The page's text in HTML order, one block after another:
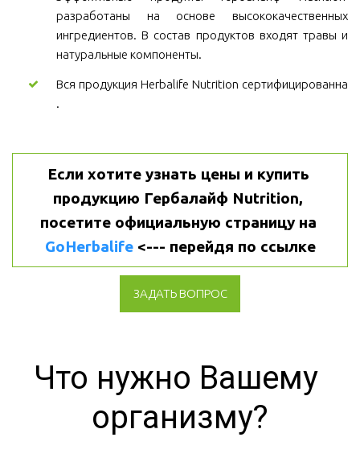
разработаны на основе высококачественных
ингредиентов. В состав продуктов входят травы и
натуральные компоненты.
Вся продукция Herbalife Nutrition сертифицированна
.
Если хотите узнать цены и купить
продукцию Гербалайф Nutrition,
GoHerbalife <--- перейдя по ссылке
ЗАДАТЬ ВОПРОС
Что нужно Вашему
организму?